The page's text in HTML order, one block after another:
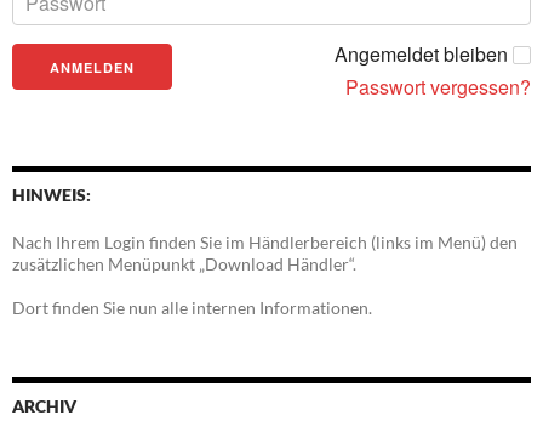
Angemeldet bleiben
Passwort vergessen?
HINWEIS:
Nach Ihrem Login finden Sie im Händlerbereich (links im Menü) den
zusätzlichen Menüpunkt „Download Händler“.
Dort finden Sie nun alle internen Informationen.
ARCHIV